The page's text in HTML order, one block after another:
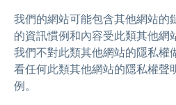
我們的網站可能包含其他網站的
的資訊慣例和內容受此類其他網
我們不對此類其他網站的隱私權
看任何此類其他網站的隱私權聲
例。